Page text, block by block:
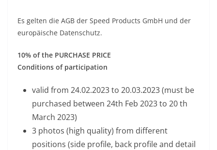
Es gelten die AGB der Speed Products GmbH und der
europäische Datenschutz.
10% of the PURCHASE PRICE
Conditions of participation
valid from 24.02.2023 to 20.03.2023 (must be
purchased between 24th Feb 2023 to 20 th
March 2023)
3 photos (high quality) from different
positions (side profile, back profile and detail